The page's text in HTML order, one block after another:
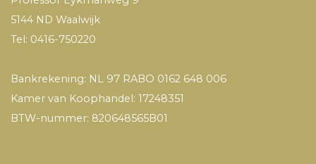
5144 ND Waalwijk
Tel: 0416-750220
Bankrekening: NL 97 RABO 0162 648 006
Kamer van Koophandel: 17248351
BTW-nummer: 820648565B01